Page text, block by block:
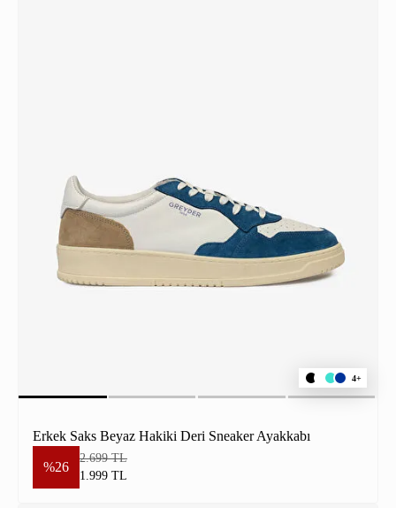
4+
Erkek Saks Beyaz Hakiki Deri Sneaker Ayakkabı
%26
2.699 TL
1.999 TL